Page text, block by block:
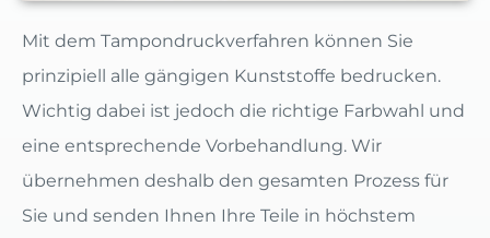
Mit dem Tampondruckverfahren können Sie
prinzipiell alle gängigen Kunststoffe bedrucken.
Wichtig dabei ist jedoch die richtige Farbwahl und
eine entsprechende Vorbehandlung. Wir
übernehmen deshalb den gesamten Prozess für
Sie und senden Ihnen Ihre Teile in höchstem